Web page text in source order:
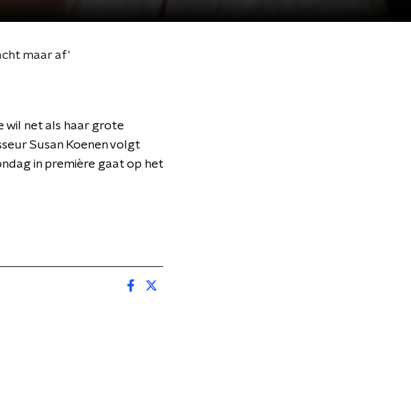
maar af'
wil net als haar grote
Susan Koenen volgt
in première gaat op het